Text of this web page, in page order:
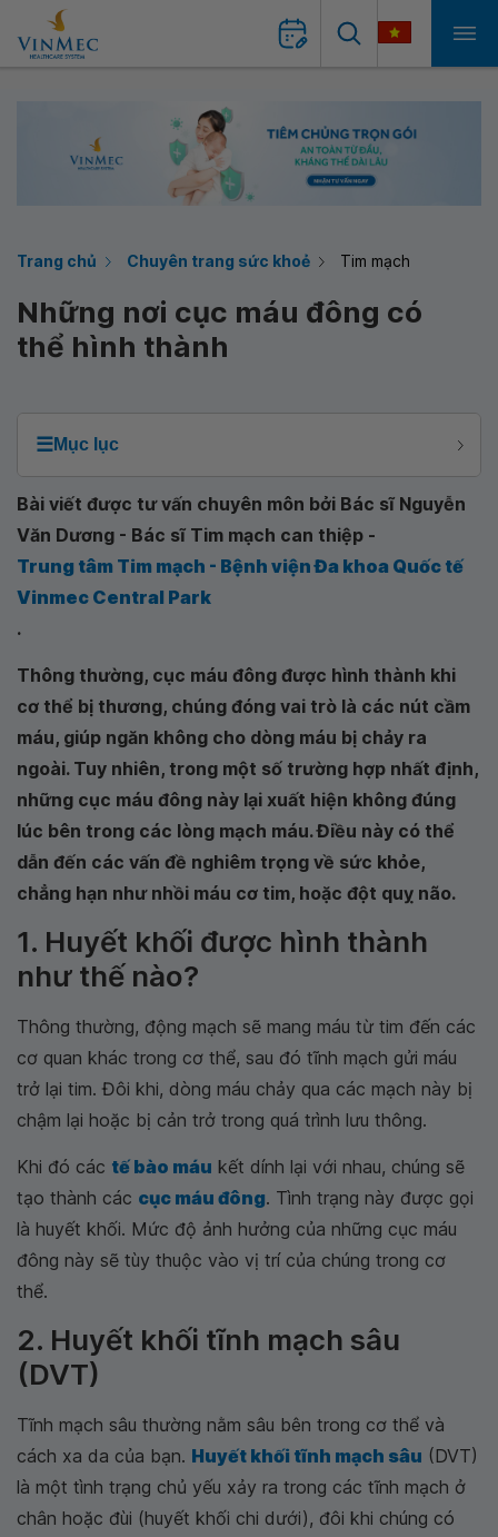
Trang chủ Chuyên trang sức khoẻ Tim mạch
Những nơi cục máu đông có
thể hình thành
☰Mục lục
Bài viết được tư vấn chuyên môn bởi Bác sĩ Nguyễn
Văn Dương - Bác sĩ Tim mạch can thiệp -
Trung tâm Tim mạch - Bệnh viện Đa khoa Quốc tế
Vinmec Central Park
.
Thông thường, cục máu đông được hình thành khi
cơ thể bị thương, chúng đóng vai trò là các nút cầm
máu, giúp ngăn không cho dòng máu bị chảy ra
ngoài. Tuy nhiên, trong một số trường hợp nhất định,
những cục máu đông này lại xuất hiện không đúng
lúc bên trong các lòng mạch máu. Điều này có thể
dẫn đến các vấn đề nghiêm trọng về sức khỏe,
chẳng hạn như nhồi máu cơ tim, hoặc đột quỵ não.
1. Huyết khối được hình thành
như thế nào?
Thông thường, động mạch sẽ mang máu từ tim đến các
cơ quan khác trong cơ thể, sau đó tĩnh mạch gửi máu
trở lại tim. Đôi khi, dòng máu chảy qua các mạch này bị
chậm lại hoặc bị cản trở trong quá trình lưu thông.
Khi đó các tế bào máu kết dính lại với nhau, chúng sẽ
tạo thành các cục máu đông. Tình trạng này được gọi
là huyết khối. Mức độ ảnh hưởng của những cục máu
đông này sẽ tùy thuộc vào vị trí của chúng trong cơ
thể.
2. Huyết khối tĩnh mạch sâu
(DVT)
Tĩnh mạch sâu thường nằm sâu bên trong cơ thể và
cách xa da của bạn. Huyết khối tĩnh mạch sâu (DVT)
là một tình trạng chủ yếu xảy ra trong các tĩnh mạch ở
chân hoặc đùi (huyết khối chi dưới), đôi khi chúng có